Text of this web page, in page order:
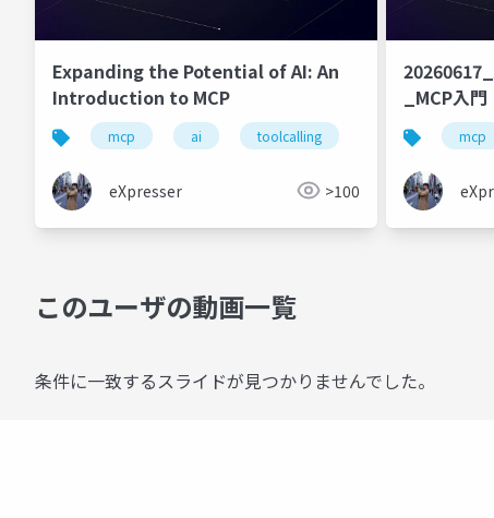
Expanding the Potential of AI: An
Introduction to MCP
mcp ai toolcalling handson
eXpresser >100
_MCP入門
mcp
このユーザの動画一覧
条件に一致するスライドが見つかりませんでした。